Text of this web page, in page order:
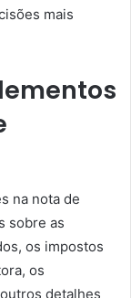
mais
na nota de
sobre as
os impostos
os
detalhes